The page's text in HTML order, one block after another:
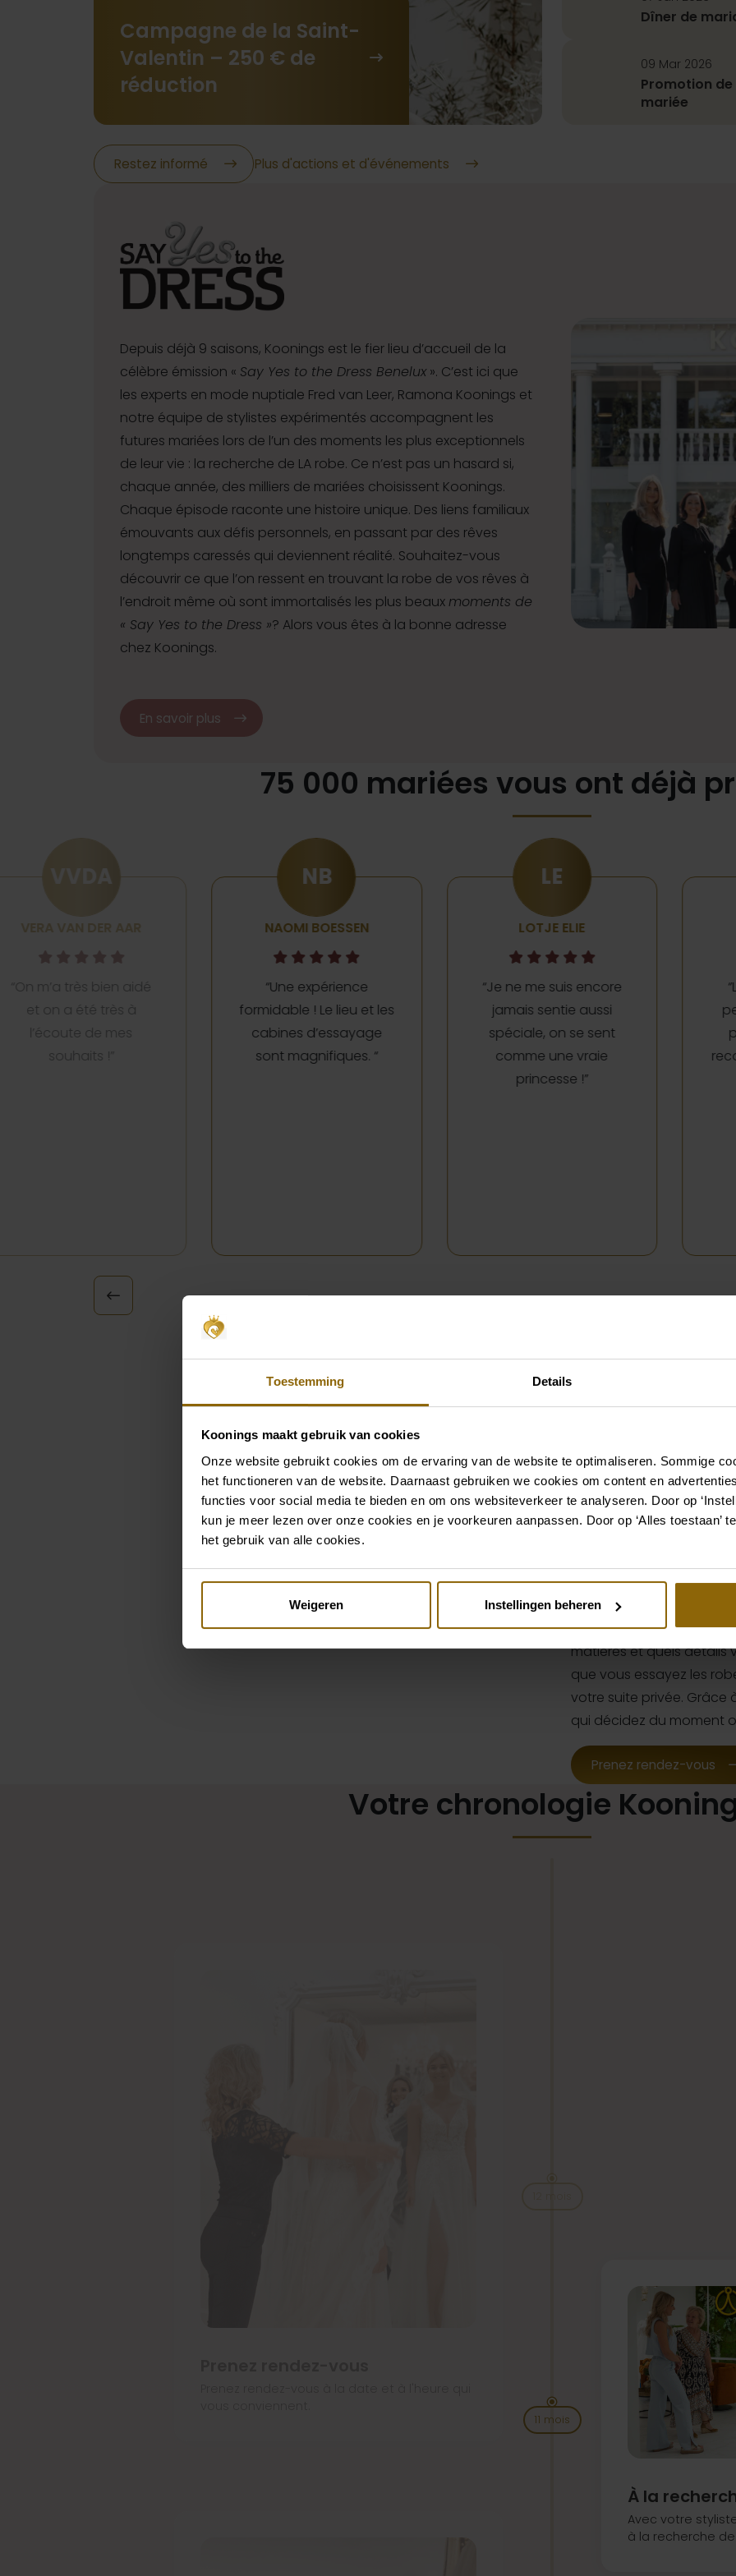
Toestemming Details
Koonings maakt gebruik van cookies
Onze website gebruikt cookies om de ervaring van de website te optimaliseren. Sommige
het functioneren van de website. Daarnaast gebruiken we cookies om content en
functies voor social media te bieden en om ons websiteverkeer te analyseren. Door op
kun je meer lezen over onze cookies en je voorkeuren aanpassen. Door op ‘Alles toestaan’
het gebruik van alle cookies.
Weigeren Instellingen beheren
Campagne de la Saint-
Valentin – 250 € de
réduction
Dîner de
09 Mar 2026
Promotion de
mariée
Restez informé Plus d'actions et d'événements
Depuis déjà 9 saisons, Koonings est le fier lieu d’accueil de la
célèbre émission « Say Yes to the Dress Benelux». C’est ici que
les experts en mode nuptiale Fred van Leer, Ramona Koonings et
notre équipe de stylistes expérimentés accompagnent les
futures mariées lors de l’un des moments les plus exceptionnels
de leur vie : la recherche de LA robe. Ce n’est pas un hasard si,
chaque année, des milliers de mariées choisissent Koonings.
Chaque épisode raconte une histoire unique. Des liens familiaux
émouvants aux défis personnels, en passant par des rêves
longtemps caressés qui deviennent réalité. Souhaitez-vous
découvrir ce que l’on ressent en trouvant la robe de vos rêves à
l’endroit même où sont immortalisés les plus beaux moments de
« Say Yes to the Dress »? Alors vous êtes à la bonne adresse
chez Koonings.
En savoir plus
75 000 mariées vous ont déjà
NAOMI BOESSEN
“Une expérience
formidable ! Le lieu et les
cabines d’essayage
sont magnifiques. “
LE
LOTJE ELIE
“Je ne me suis encore
jamais sentie aussi
spéciale, on se sent
comme une vraie
AK
ANKE KELLENS
“L’établissement, le
personnel, tout était
parfait ! Je vous le
recommande vivement
! “
Votre
Koonings
Lors de votre rendez-
Accompagnée d’une
recherche de la robe de
votre style, à vos
accompagne tout au
l’essayage des robes
d’astuces pratiques
vous-même. Ensemble,
matières et quels détails
que vous essayez les
votre suite privée. Grâce
qui décidez du moment
Prenez rendez-vous
Votre chronologie
À la
Avec votre
à la recherche
11 mois